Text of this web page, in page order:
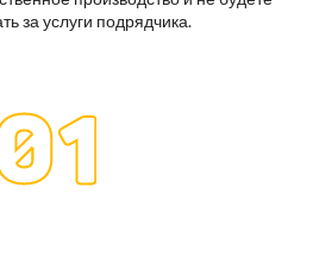
за услуги подрядчика.